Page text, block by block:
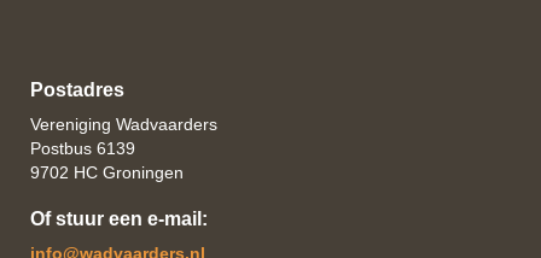
Postadres
Vereniging Wadvaarders
Postbus 6139
9702 HC Groningen
Of stuur een e-mail:
ofni@wadvaarders.nl